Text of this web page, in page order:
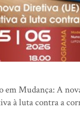
em Mudança: A
à luta contra a